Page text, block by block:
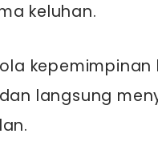
keluhan.
langsung